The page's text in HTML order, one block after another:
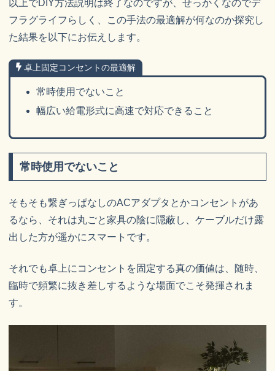
以上でDIY方法説明は終了なのですが、せっかくなのでデ
フラグライフらしく、この手法の最適解が何なのか探究し
た結果を以下にお伝えします。
卓上固定コンセントの最適解
常時使用でないこと
幅広い給電形式に高速で対応できること
常時使用でないこと
そもそも繋ぎっぱなしのACアダプタとかコンセントがあ
るなら、それは丸ごと家具の陰に隠蔽し、ケーブルだけ露
出した方が遥かにスマートです。
それでも卓上にコンセントを固定する真の価値は、随時、
臨時で頻繁に抜き差しするような場面でこそ発揮されま
す。